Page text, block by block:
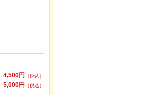
4,500円
（税込）
5,000円
（税込）